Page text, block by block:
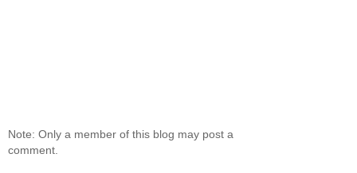
Note: Only a member of this blog may post a
comment.